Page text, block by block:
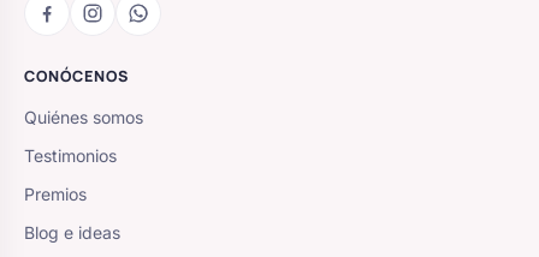
CONÓCENOS
Quiénes somos
Testimonios
Premios
Blog e ideas